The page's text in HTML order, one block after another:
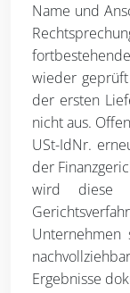
Name und
wieder
der ersten
nicht aus.
USt-IdNr.
der
wird diese
Unternehmen
Ergebnisse